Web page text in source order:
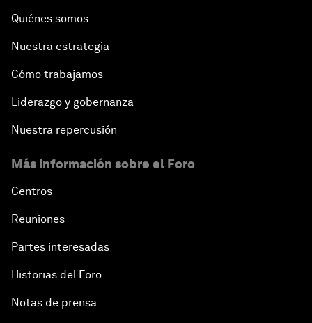
Quiénes somos
Nuestra estrategia
Cómo trabajamos
Liderazgo y gobernanza
Nuestra repercusión
Más información sobre el Foro
Centros
Reuniones
Partes interesadas
Historias del Foro
Notas de prensa